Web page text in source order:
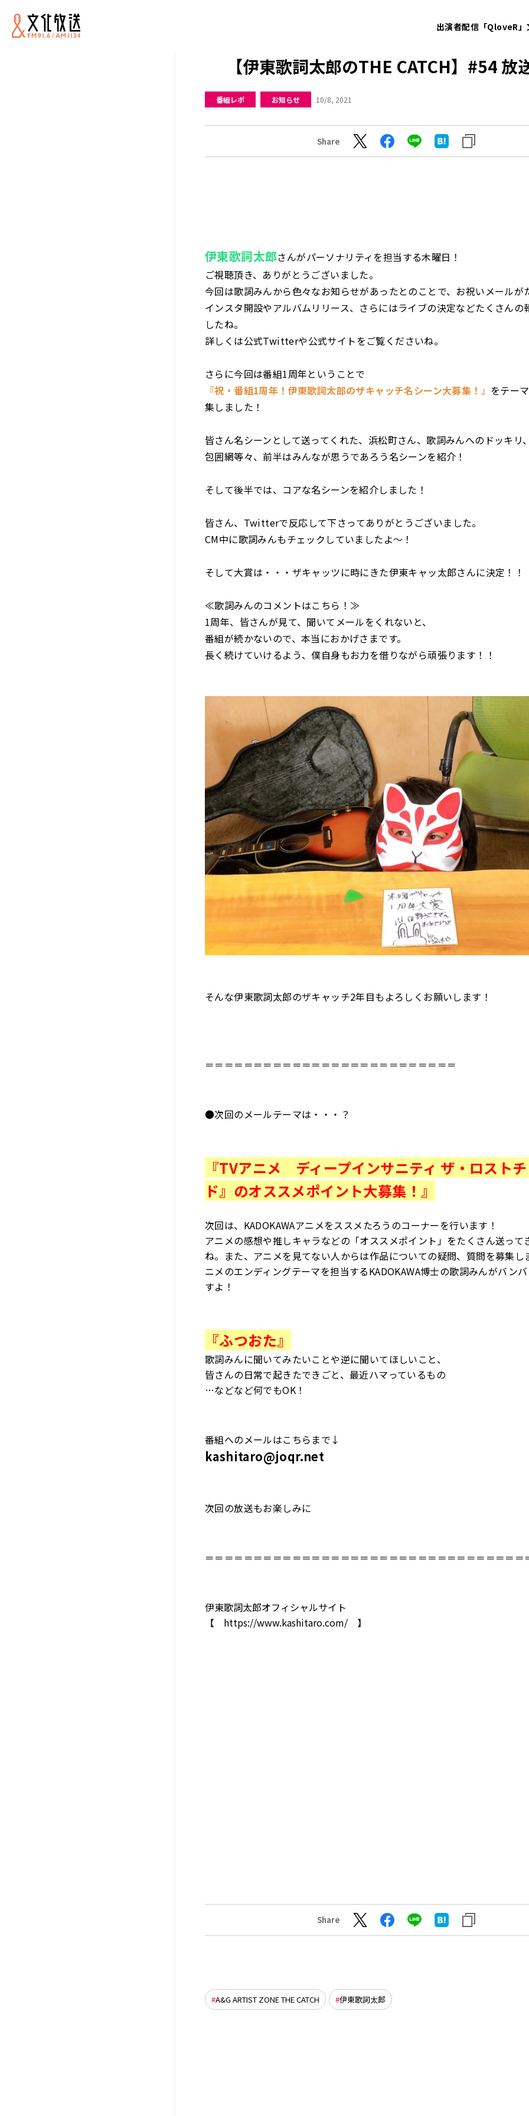
出演者配信「QloveR」
【伊東歌詞太郎のTHE CATCH】#54 放
番組レポ お知らせ 10/8, 2021
Share
伊東歌詞太郎さんがパーソナリティを担当する木曜日！
ご視聴頂き、ありがとうございました。
今回は歌詞みんから色々なお知らせがあったとのことで、お祝いメールが
インスタ開設やアルバムリリース、さらにはライブの決定などたくさんの
したね。
詳しくは公式Twitterや公式サイトをご覧くださいね。
さらに今回は番組1周年ということで
『祝・番組1周年！伊東歌詞太郎のザキャッチ名シーン大募集！』 をテー
集しました！
皆さん名シーンとして送ってくれた、浜松町さん、歌詞みんへのドッキリ
包囲網等々、前半はみんなが思うであろう名シーンを紹介！
そして後半では、コアな名シーンを紹介しました！
皆さん、Twitterで反応して下さってありがとうございました。
CM中に歌詞みんもチェックしていましたよ～！
そして大賞は・・・ザキャッツに時にきた伊東キャッ太郎さんに決定！！
≪歌詞みんのコメントはこちら！≫
1周年、皆さんが見て、聞いてメールをくれないと、
番組が続かないので、本当におかげさまです。
長く続けていけるよう、僕自身もお力を借りながら頑張ります！！
そんな伊東歌詞太郎のザキャッチ2年目もよろしくお願いします！
＝＝＝＝＝＝＝＝＝＝＝＝＝＝＝＝＝＝＝＝＝＝＝＝＝＝
●次回のメールテーマは・・・？
『TVアニメ ディープインサニティ ザ・ロスト
ド』のオススメポイント大募集！』
次回は、KADOKAWAアニメをススメたろうのコーナーを行います！
アニメの感想や推しキャラなどの「オススメポイント」をたくさん送って
ね。また、アニメを見てない人からは作品についての疑問、質問を募集し
ニメのエンディングテーマを担当するKADOKAWA博士の歌詞みんがバン
すよ！
『ふつおた』
歌詞みんに聞いてみたいことや逆に聞いてほしいこと、
皆さんの日常で起きたできごと、最近ハマっているもの
…などなど何でもOK！
番組へのメールはこちらまで↓
kashitaro@joqr.net
次回の放送もお楽しみに
＝＝＝＝＝＝＝＝＝＝＝＝＝＝＝＝＝＝＝＝＝＝＝＝＝＝＝＝＝＝＝＝＝
伊東歌詞太郎オフィシャルサイト
【 https://www.kashitaro.com/ 】
Share
A&G ARTIST ZONE THE CATCH 伊東歌詞太郎